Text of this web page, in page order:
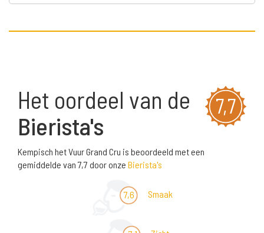
7,7
Het oordeel van de
Bierista's
Kempisch het Vuur Grand Cru is beoordeeld met een
gemiddelde van 7,7 door onze Bierista's
7,6 Smaak